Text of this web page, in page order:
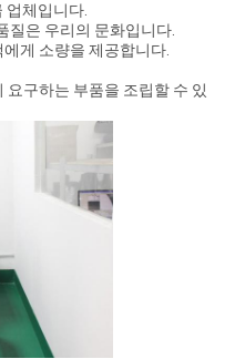
업체입니다.
질은 우리의 문화입니다.
게 소량을 제공합니다.
요구하는 부품을 조립할 수 있